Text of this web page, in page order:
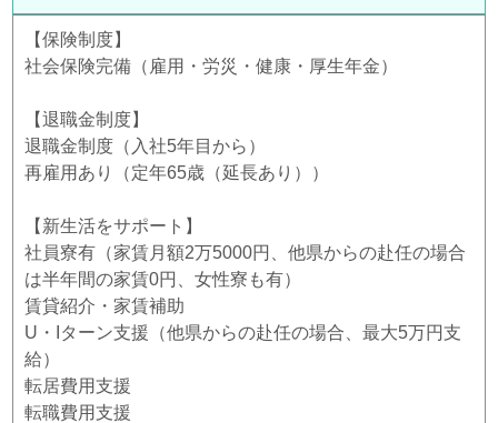
【保険制度】
社会保険完備（雇用・労災・健康・厚生年金）
【退職金制度】
退職金制度（入社5年目から）
再雇用あり（定年65歳（延長あり））
【新生活をサポート】
社員寮有（家賃月額2万5000円、他県からの赴任の場合
は半年間の家賃0円、女性寮も有）
賃貸紹介・家賃補助
U・Iターン支援（他県からの赴任の場合、最大5万円支
給）
転居費用支援
転職費用支援